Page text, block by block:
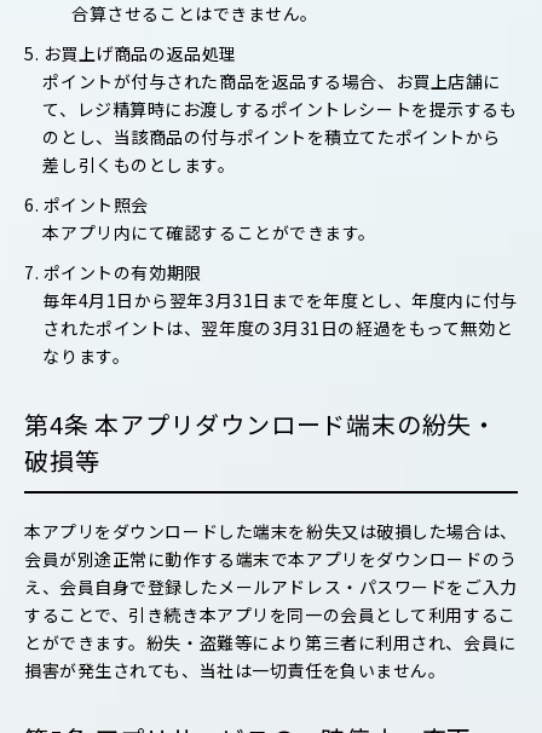
合算させることはできません。
5. お買上げ商品の返品処理
ポイントが付与された商品を返品する場合、お買上店舗に
て、レジ精算時にお渡しするポイントレシートを提示するも
のとし、当該商品の付与ポイントを積立てたポイントから
差し引くものとします。
6. ポイント照会
本アプリ内にて確認することができます。
7. ポイントの有効期限
毎年4月1日から翌年3月31日までを年度とし、年度内に付与
されたポイントは、翌年度の3月31日の経過をもって無効と
なります。
第4条 本アプリダウンロード端末の紛失・
破損等
本アプリをダウンロードした端末を紛失又は破損した場合は、
会員が別途正常に動作する端末で本アプリをダウンロードのう
え、会員自身で登録したメールアドレス・パスワードをご入力
することで、引き続き本アプリを同一の会員として利用するこ
とができます。紛失・盗難等により第三者に利用され、会員に
損害が発生されても、当社は一切責任を負いません。